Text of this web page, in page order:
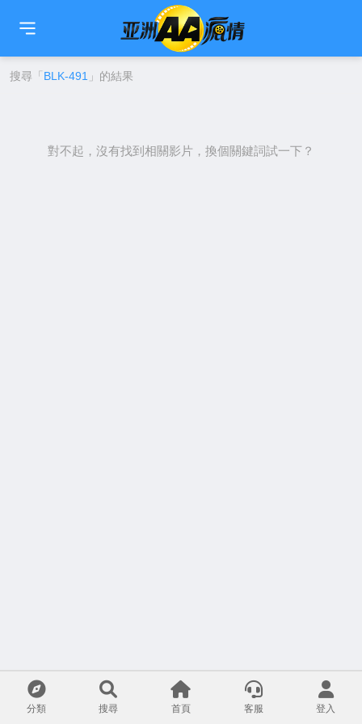
🇹🇼 简中 🇺🇸EN 🇯🇵日本語
搜尋「 BLK-491 」的結果
對不起，沒有找到相關影片，換個關鍵詞試一下？
分類 搜尋 首頁 客服 登入